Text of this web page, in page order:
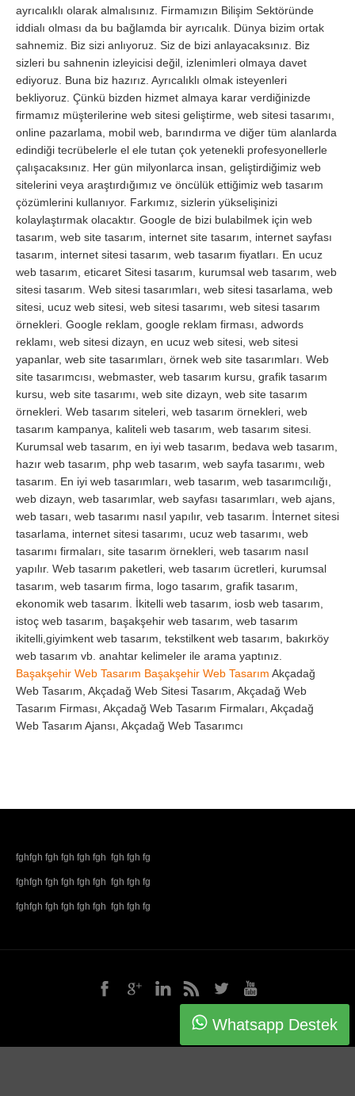
ayrıcalıklı olarak almalısınız. Firmamızın Bilişim Sektöründe
iddialı olması da bu bağlamda bir ayrıcalık. Dünya bizim ortak
sahnemiz. Biz sizi anlıyoruz. Siz de bizi anlayacaksınız. Biz
sizleri bu sahnenin izleyicisi değil, izlenimleri olmaya davet
ediyoruz. Buna biz hazırız. Ayrıcalıklı olmak isteyenleri
bekliyoruz. Çünkü bizden hizmet almaya karar verdiğinizde
firmamız müşterilerine web sitesi geliştirme, web sitesi tasarımı,
online pazarlama, mobil web, barındırma ve diğer tüm alanlarda
edindiği tecrübelerle el ele tutan çok yetenekli profesyonellerle
çalışacaksınız. Her gün milyonlarca insan, geliştirdiğimiz web
sitelerini veya araştırdığımız ve öncülük ettiğimiz web tasarım
çözümlerini kullanıyor. Farkımız, sizlerin yükselişinizi
kolaylaştırmak olacaktır. Google de bizi bulabilmek için web
tasarım, web site tasarım, internet site tasarım, internet sayfası
tasarım, internet sitesi tasarım, web tasarım fiyatları. En ucuz
web tasarım, eticaret Sitesi tasarım, kurumsal web tasarım, web
sitesi tasarım. Web sitesi tasarımları, web sitesi tasarlama, web
sitesi, ucuz web sitesi, web sitesi tasarımı, web sitesi tasarım
örnekleri. Google reklam, google reklam firması, adwords
reklamı, web sitesi dizayn, en ucuz web sitesi, web sitesi
yapanlar, web site tasarımları, örnek web site tasarımları. Web
site tasarımcısı, webmaster, web tasarım kursu, grafik tasarım
kursu, web site tasarımı, web site dizayn, web site tasarım
örnekleri. Web tasarım siteleri, web tasarım örnekleri, web
tasarım kampanya, kaliteli web tasarım, web tasarım sitesi.
Kurumsal web tasarım, en iyi web tasarım, bedava web tasarım,
hazır web tasarım, php web tasarım, web sayfa tasarımı, web
tasarım. En iyi web tasarımları, web tasarım, web tasarımcılığı,
web dizayn, web tasarımlar, web sayfası tasarımları, web ajans,
web tasarı, web tasarımı nasıl yapılır, veb tasarım. İnternet sitesi
tasarlama, internet sitesi tasarımı, ucuz web tasarımı, web
tasarımı firmaları, site tasarım örnekleri, web tasarım nasıl
yapılır. Web tasarım paketleri, web tasarım ücretleri, kurumsal
tasarım, web tasarım firma, logo tasarım, grafik tasarım,
ekonomik web tasarım. İkitelli web tasarım, iosb web tasarım,
istoç web tasarım, başakşehir web tasarım, web tasarım
ikitelli,giyimkent web tasarım, tekstilkent web tasarım, bakırköy
web tasarım vb. anahtar kelimeler ile arama yaptınız.
Başakşehir Web Tasarım Başakşehir Web Tasarım Akçadağ
Web Tasarım, Akçadağ Web Sitesi Tasarım, Akçadağ Web
Tasarım Firması, Akçadağ Web Tasarım Firmaları, Akçadağ
Web Tasarım Ajansı, Akçadağ Web Tasarımcı
fghfgh fgh fgh fgh fgh fgh fgh fg
fghfgh fgh fgh fgh fgh fgh fgh fg
fghfgh fgh fgh fgh fgh fgh fgh fg
Whatsapp Destek